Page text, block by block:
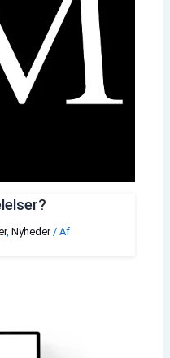
, Nyheder/ Af